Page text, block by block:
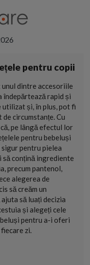
pentru copii
dintre accesoriile
îndepărtează rapid și
și, în plus, pot fi
circumstanțe. Cu
pe lângă efectul lor
pentru bebeluși
pentru pielea
conțină ingrediente
precum pantenol,
alegerea de
să creăm un
să luați decizia
și alegeți cele
pentru a-i oferi
zi.